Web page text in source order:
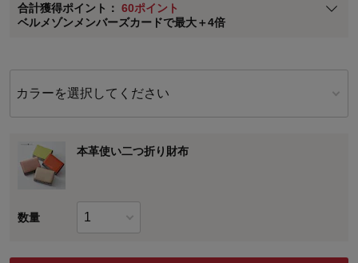
合計獲得ポイント： 60ポイント
ベルメゾンメンバーズカードで最大＋4倍
※メンバーズカードの加算ポイントはステージ倍率適用前の基本ポイント
に対して適用されます。
カラーを選択してください
本革使い二つ折り財布
数量